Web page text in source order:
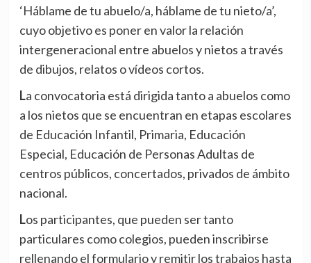
‘Háblame de tu abuelo/a, háblame de tu nieto/a’,
cuyo objetivo es poner en valor la relación
intergeneracional entre abuelos y nietos a través
de dibujos, relatos o vídeos cortos.
La convocatoria está dirigida tanto a abuelos como
a los nietos que se encuentran en etapas escolares
de Educación Infantil, Primaria, Educación
Especial, Educación de Personas Adultas de
centros públicos, concertados, privados de ámbito
nacional.
Los participantes, que pueden ser tanto
particulares como colegios, pueden inscribirse
rellenando el formulario y remitir los trabajos hasta